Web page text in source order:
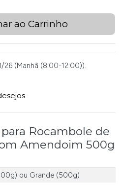
ao Carrinho
(Manhã (8:00-12:00)).
Rocambole de
Amendoim 500g
ou Grande (500g)